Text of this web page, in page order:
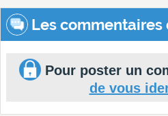
Les commentaires
Pour poster un
de vous